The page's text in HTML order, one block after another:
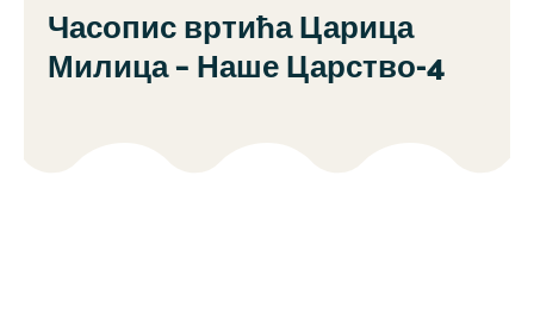
Часопис вртића Царица
Милица – Наше Царство-4